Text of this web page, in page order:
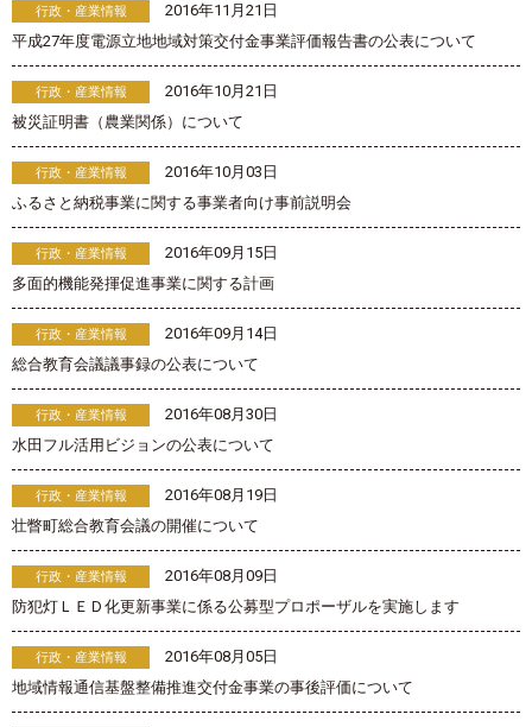
行政・産業情報
2016年11月21日
平成27年度電源立地地域対策交付金事業評価報告書の公表について
行政・産業情報
2016年10月21日
被災証明書（農業関係）について
行政・産業情報
2016年10月03日
ふるさと納税事業に関する事業者向け事前説明会
行政・産業情報
2016年09月15日
多面的機能発揮促進事業に関する計画
行政・産業情報
2016年09月14日
総合教育会議議事録の公表について
行政・産業情報
2016年08月30日
水田フル活用ビジョンの公表について
行政・産業情報
2016年08月19日
壮瞥町総合教育会議の開催について
行政・産業情報
2016年08月09日
防犯灯ＬＥＤ化更新事業に係る公募型プロポーザルを実施します
行政・産業情報
2016年08月05日
地域情報通信基盤整備推進交付金事業の事後評価について